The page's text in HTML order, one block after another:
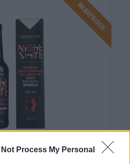
Not Process My Personal
Braufrisch
2021 belgian dark